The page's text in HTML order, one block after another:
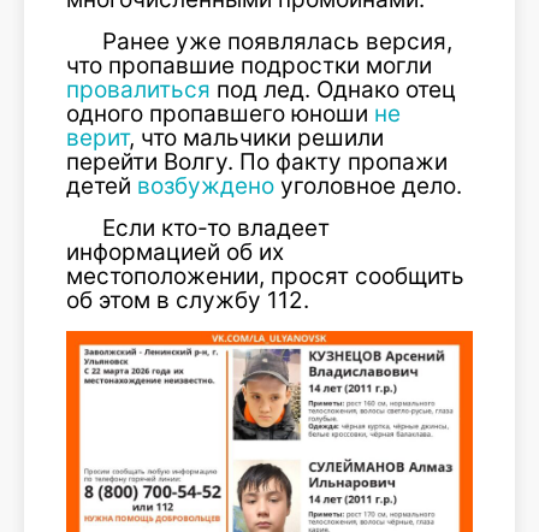
Ранее уже появлялась версия,
что пропавшие подростки могли
провалиться под лед. Однако отец
одного пропавшего юноши не
верит, что мальчики решили
перейти Волгу. По факту пропажи
детей возбуждено уголовное дело.
Если кто-то владеет
информацией об их
местоположении, просят сообщить
об этом в службу 112.